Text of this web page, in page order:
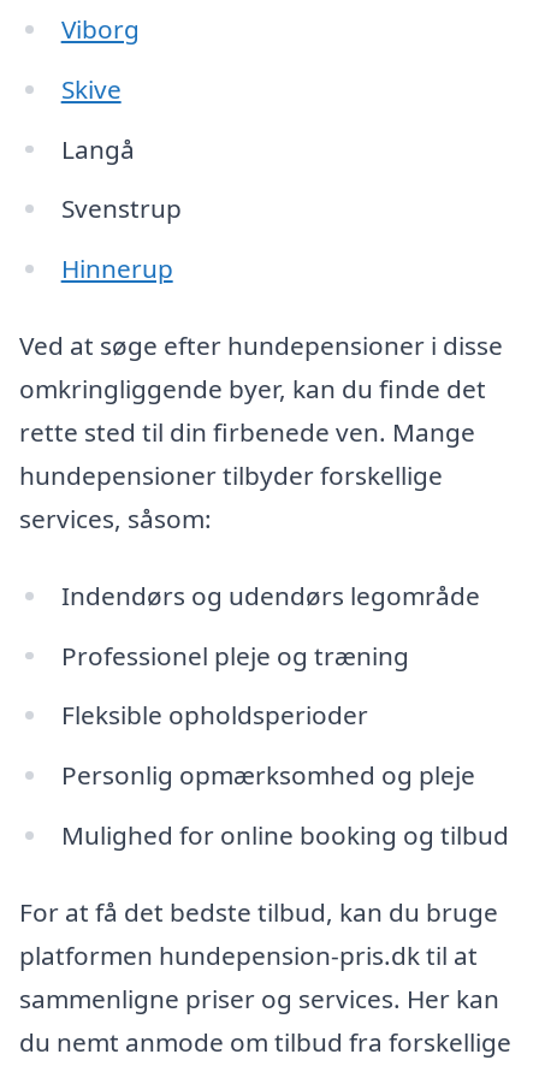
Viborg
Skive
Langå
Svenstrup
Hinnerup
Ved at søge efter hundepensioner i disse
omkringliggende byer, kan du finde det
rette sted til din firbenede ven. Mange
hundepensioner tilbyder forskellige
services, såsom:
Indendørs og udendørs legområde
Professionel pleje og træning
Fleksible opholdsperioder
Personlig opmærksomhed og pleje
Mulighed for online booking og tilbud
For at få det bedste tilbud, kan du bruge
platformen hundepension-pris.dk til at
sammenligne priser og services. Her kan
du nemt anmode om tilbud fra forskellige